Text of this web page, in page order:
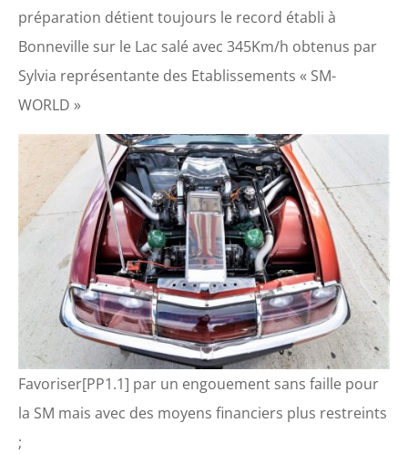
préparation détient toujours le record établi à
Bonneville sur le Lac salé avec 345Km/h obtenus par
Sylvia représentante des Etablissements « SM-
WORLD »
Favoriser[PP1.1] par un engouement sans faille pour
la SM mais avec des moyens financiers plus restreints
;